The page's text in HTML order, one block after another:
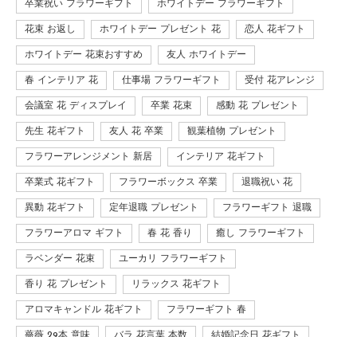
卒業祝い フラワーギフト ホワイトデー フラワーギフト
花束 お返し ホワイトデー プレゼント 花 恋人 花ギフト
ホワイトデー 花束おすすめ 友人 ホワイトデー
春 インテリア 花 仕事場 フラワーギフト 受付 花アレンジ
会議室 花 ディスプレイ 卒業 花束 感動 花 プレゼント
先生 花ギフト 友人 花 卒業 観葉植物 プレゼント
フラワーアレンジメント 新居 インテリア 花ギフト
卒業式 花ギフト フラワーボックス 卒業 退職祝い 花
異動 花ギフト 定年退職 プレゼント フラワーギフト 退職
フラワーアロマ ギフト 春 花 香り 癒し フラワーギフト
ラベンダー 花束 ユーカリ フラワーギフト
香り 花 プレゼント リラックス 花ギフト
アロマキャンドル 花ギフト フラワーギフト 春